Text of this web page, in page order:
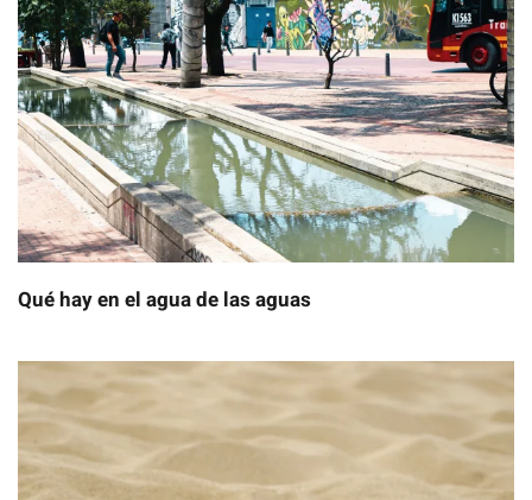
Qué hay en el agua de las aguas